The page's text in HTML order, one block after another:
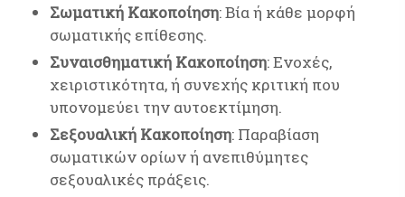
Σωματική Κακοποίηση: Βία ή κάθε μορφή
σωματικής επίθεσης.
Συναισθηματική Κακοποίηση: Ενοχές,
χειριστικότητα, ή συνεχής κριτική που
υπονομεύει την αυτοεκτίμηση.
Σεξουαλική Κακοποίηση: Παραβίαση
σωματικών ορίων ή ανεπιθύμητες
σεξουαλικές πράξεις.